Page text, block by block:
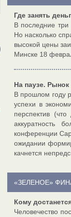
Где занять
В последние три
Но насколько
высокой цены
Минске 18
На паузе.
В прошлом году
успехи в
перспектив
аккуратность
конференции
ожидании
качнется
«ЗЕЛЕНОЕ»
Кому
Человечество